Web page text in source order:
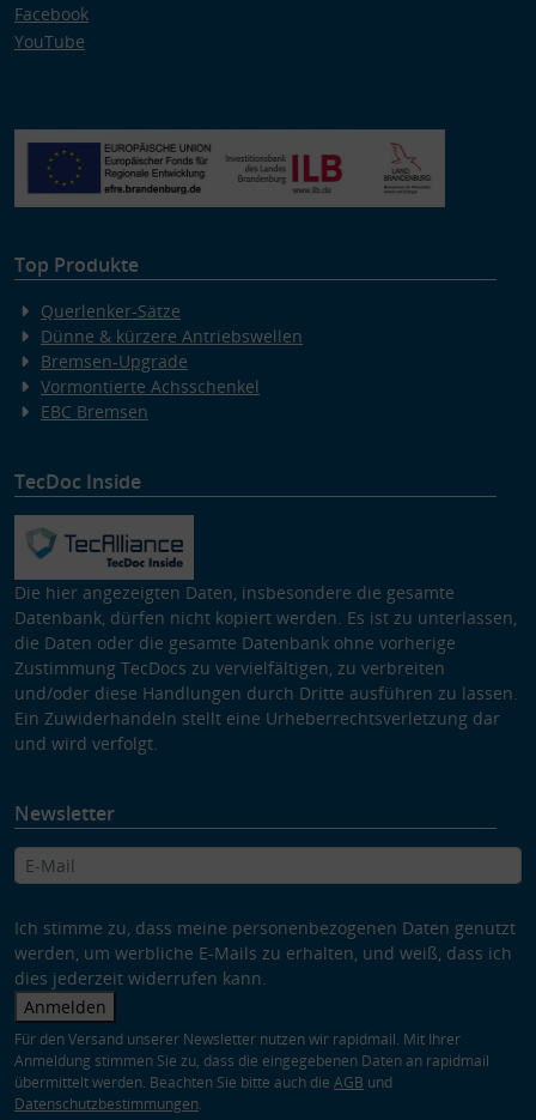
Facebook
YouTube
Top Produkte
Querlenker-Sätze
Dünne & kürzere Antriebswellen
Bremsen-Upgrade
Vormontierte Achsschenkel
EBC Bremsen
TecDoc Inside
Die hier angezeigten Daten, insbesondere die gesamte
Datenbank, dürfen nicht kopiert werden. Es ist zu unterlassen,
die Daten oder die gesamte Datenbank ohne vorherige
Zustimmung TecDocs zu vervielfältigen, zu verbreiten
und/oder diese Handlungen durch Dritte ausführen zu lassen.
Ein Zuwiderhandeln stellt eine Urheberrechtsverletzung dar
und wird verfolgt.
Newsletter
Ich stimme zu, dass meine personenbezogenen Daten genutzt
werden, um werbliche E-Mails zu erhalten, und weiß, dass ich
dies jederzeit widerrufen kann.
Anmelden
Für den Versand unserer Newsletter nutzen wir rapidmail. Mit Ihrer
Anmeldung stimmen Sie zu, dass die eingegebenen Daten an rapidmail
übermittelt werden. Beachten Sie bitte auch die AGB und
Datenschutzbestimmungen.